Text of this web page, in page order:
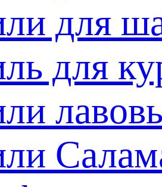
для
для